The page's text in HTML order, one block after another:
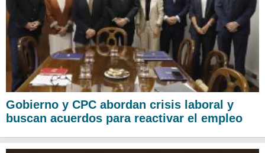
Gobierno y CPC abordan crisis laboral y
buscan acuerdos para reactivar el empleo